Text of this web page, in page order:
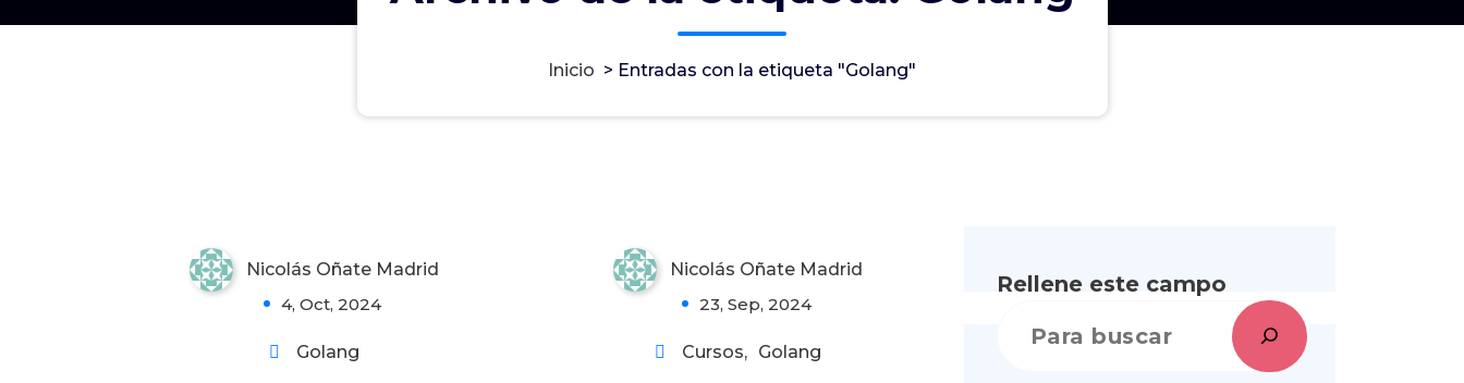
Inicio > Entradas con la etiqueta "Golang"
Nicolás Oñate Madrid
4, Oct, 2024
Golang
Nicolás Oñate Madrid
23, Sep, 2024
Cursos, Golang
Rellene este campo